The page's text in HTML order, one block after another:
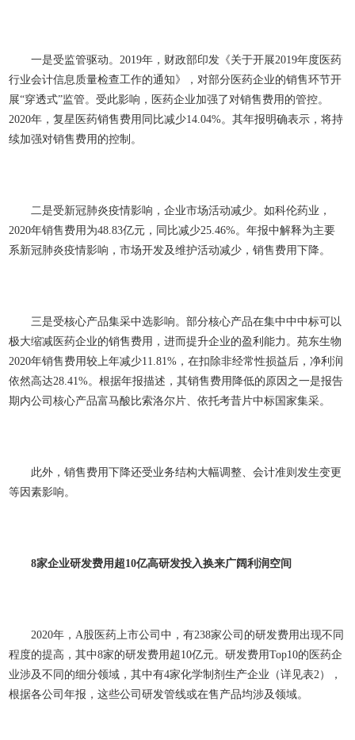
一是受监管驱动。2019年，财政部印发《关于开展2019年度医药
行业会计信息质量检查工作的通知》，对部分医药企业的销售环节开
展“穿透式”监管。受此影响，医药企业加强了对销售费用的管控。
2020年，复星医药销售费用同比减少14.04%。其年报明确表示，将持
续加强对销售费用的控制。
二是受新冠肺炎疫情影响，企业市场活动减少。如科伦药业，
2020年销售费用为48.83亿元，同比减少25.46%。年报中解释为主要
系新冠肺炎疫情影响，市场开发及维护活动减少，销售费用下降。
三是受核心产品集采中选影响。部分核心产品在集中中中标可以
极大缩减医药企业的销售费用，进而提升企业的盈利能力。苑东生物
2020年销售费用较上年减少11.81%，在扣除非经常性损益后，净利润
依然高达28.41%。根据年报描述，其销售费用降低的原因之一是报告
期内公司核心产品富马酸比索洛尔片、依托考昔片中标国家集采。
此外，销售费用下降还受业务结构大幅调整、会计准则发生变更
等因素影响。
8家企业研发费用超10亿高研发投入换来广阔利润空间
2020年，A股医药上市公司中，有238家公司的研发费用出现不同
程度的提高，其中8家的研发费用超10亿元。研发费用Top10的医药企
业涉及不同的细分领域，其中有4家化学制剂生产企业（详见表2），
根据各公司年报，这些公司研发管线或在售产品均涉及领域。